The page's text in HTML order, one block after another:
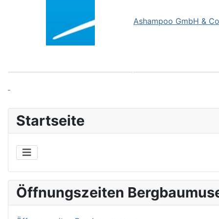
Ashampoo GmbH &
Startseite
Öffnungszeiten